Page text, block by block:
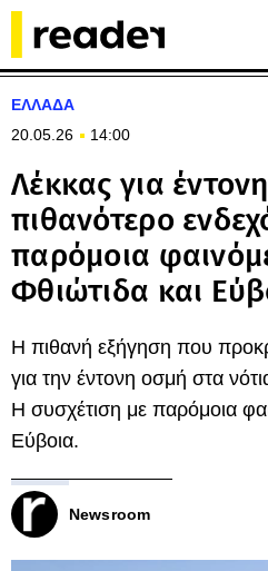
ΕΛΛΑΔΑ
20.05.26
14:00
Λέκκας για
πιθανότερο
παρόμοια
Φθιώτιδα και
Η πιθανή εξήγηση που
για την έντονη οσμή στα
Η συσχέτιση με παρόμοια
Εύβοια.
Newsroom